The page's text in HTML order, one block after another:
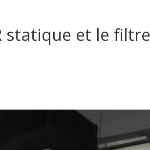
statique et le filtre